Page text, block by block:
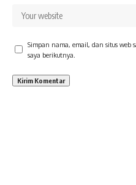
Simpan nama, email, dan situs web
saya berikutnya.